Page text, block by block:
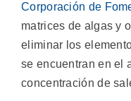
Corporación de
matrices de algas y
eliminar los
se encuentran en el
concentración de